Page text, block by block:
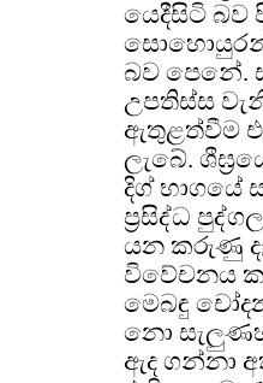
යෙදීසිටි බව
සොහොයුරන්
බව පෙනේ.
උපතිස්ස
ඇතුළත්වීම
ලැබේ.
දිග් භාගයේ
ප්‍රසිද්ධ
යන කරුණු
විවේචනය
මෙබඳු
නො
ඇද ගන්නා